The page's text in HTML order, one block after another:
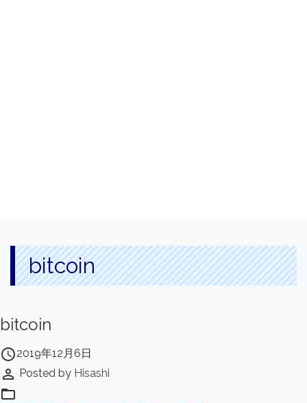
bitcoin
bitcoin
access_time2019年12月6日
perm_identity Posted by Hisashi
folder_open